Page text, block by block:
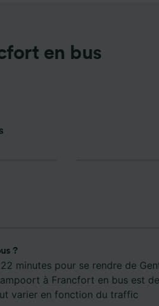
en bus
?
minutes pour se rendre de
à Francfort en bus est
varier en fonction du traffic